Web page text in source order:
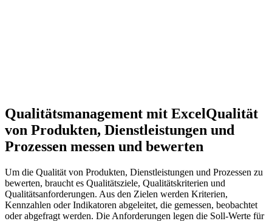
Qualitätsmanagement mit ExcelQualität
von Produkten, Dienstleistungen und
Prozessen messen und bewerten
Um die Qualität von Produkten, Dienstleistungen und Prozessen zu
bewerten, braucht es Qualitätsziele, Qualitätskriterien und
Qualitätsanforderungen. Aus den Zielen werden Kriterien,
Kennzahlen oder Indikatoren abgeleitet, die gemessen, beobachtet
oder abgefragt werden. Die Anforderungen legen die Soll-Werte für